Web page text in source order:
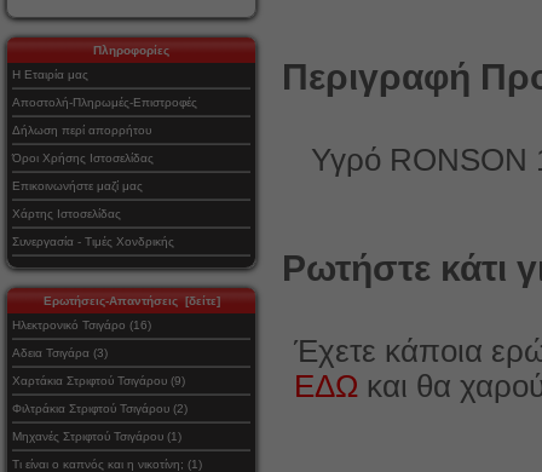
Πληροφορίες
Η Εταιρία μας
Αποστολή-Πληρωμές-Επιστροφές
Δήλωση περί απορρήτου
Όροι Χρήσης Ιστοσελίδας
Επικοινωνήστε μαζί μας
Χάρτης Ιστοσελίδας
Συνεργασία - Τιμές Χονδρικής
Ερωτήσεις-Απαντήσεις [δείτε]
Ηλεκτρονικό Τσιγάρο (16)
Αδεια Τσιγάρα (3)
Χαρτάκια Στριφτού Τσιγάρου (9)
Φιλτράκια Στριφτού Τσιγάρου (2)
Μηχανές Στριφτού Τσιγάρου (1)
Τι είναι ο καπνός και η νικοτίνη; (1)
Περιγραφή
Υγρό RONSON
Ρωτήστε κάτι
Έχετε κάποια
ΕΔΩ και θα